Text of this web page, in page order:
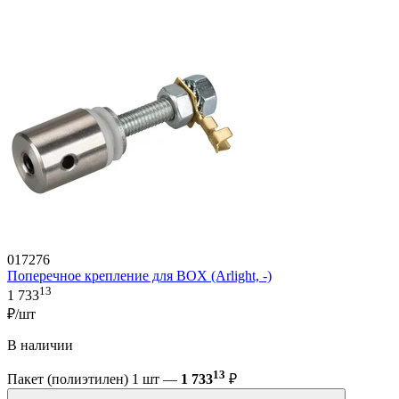
017276
Поперечное крепление для BOX (Arlight, -)
1 73313
₽/шт
В наличии
Пакет (полиэтилен) 1 шт — 1 73313 ₽